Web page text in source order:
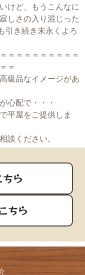
けど、もうこんなに
しさの入り混じった
引き続き末永くよろ
＝＝＝＝＝＝＝＝＝
＝
級品なイメージがあ
心配で・・・
平屋をご提供しま
談ください。
ら
ちら